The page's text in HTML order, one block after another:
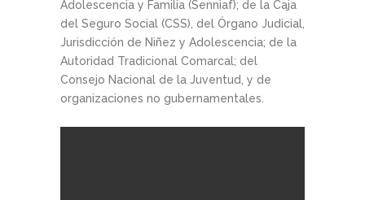
Adolescencia y Familia (Senniaf); de la Caja
del Seguro Social (CSS), del Órgano Judicial,
Jurisdicción de Niñez y Adolescencia; de la
Autoridad Tradicional Comarcal; del
Consejo Nacional de la Juventud, y de
organizaciones no gubernamentales.